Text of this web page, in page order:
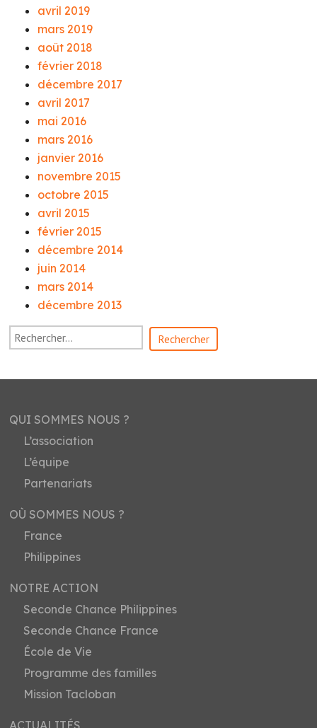
avril 2019
mars 2019
août 2018
février 2018
décembre 2017
avril 2017
mai 2016
mars 2016
janvier 2016
novembre 2015
octobre 2015
avril 2015
février 2015
décembre 2014
juin 2014
mars 2014
décembre 2013
QUI SOMMES NOUS ?
L’association
L’équipe
Partenariats
OÙ SOMMES NOUS ?
France
Philippines
NOTRE ACTION
Seconde Chance Philippines
Seconde Chance France
École de Vie
Programme des familles
Mission Tacloban
ACTUALITÉS